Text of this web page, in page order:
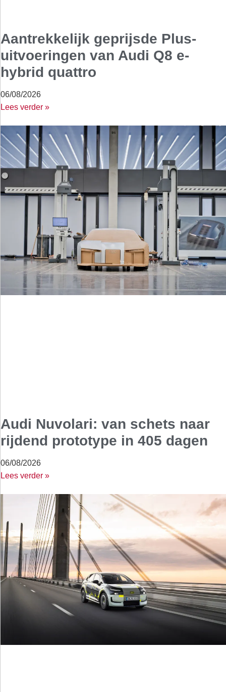
Aantrekkelijk geprijsde Plus-
uitvoeringen van Audi Q8 e-
hybrid quattro
06/08/2026
Lees verder »
Audi Nuvolari: van schets naar
rijdend prototype in 405 dagen
06/08/2026
Lees verder »